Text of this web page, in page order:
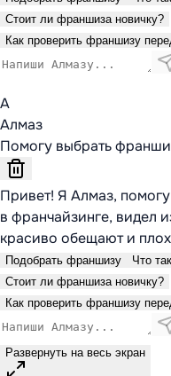
Стоит ли франшиза новичку?
Как проверить франшизу
А
Алмаз
Помогу выбрать
Привет! Я Алмаз,
в франчайзинге, видел
красиво обещают и
Подобрать франшизу
Что
Стоит ли франшиза новичку?
Как проверить франшизу
Развернуть на весь экран